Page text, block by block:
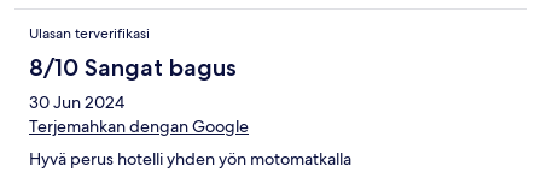
Ulasan terverifikasi
8/10 Sangat bagus
30 Jun 2024
Terjemahkan dengan Google
Hyvä perus hotelli yhden yön motomatkalla